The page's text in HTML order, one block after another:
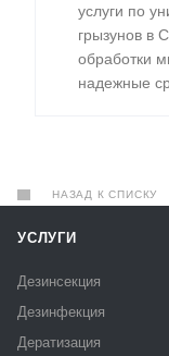
услуги по
грызунов в
обработки
надежные
НАЗАД К СПИСКУ
УСЛУГИ
Дезинсекция
Дезинфекция
Дератизация